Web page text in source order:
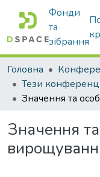
Фонди
та
зібрання
Головна
Тези
Значення